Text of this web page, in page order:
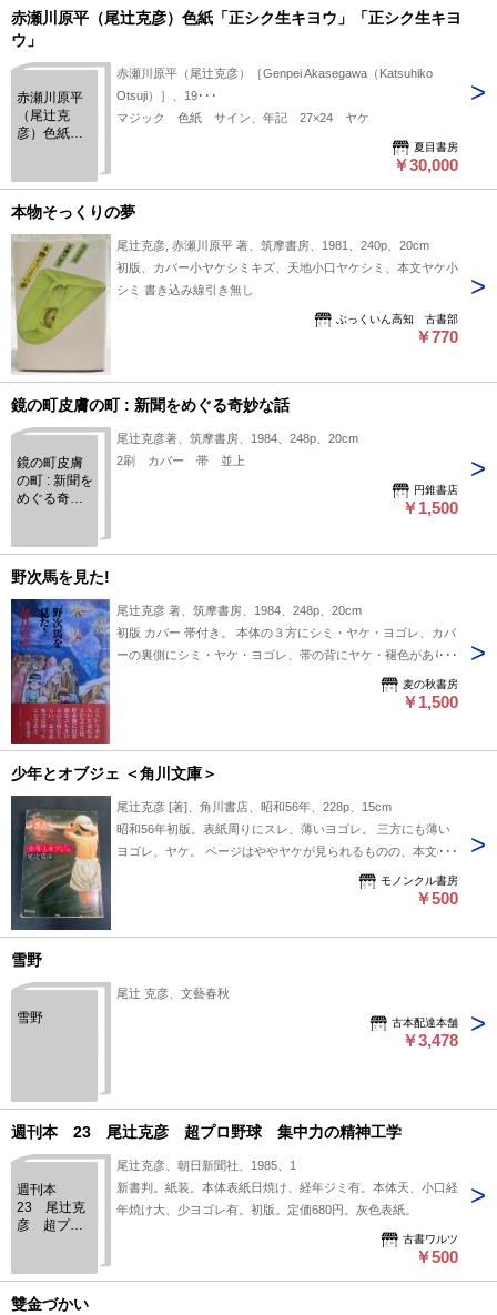
辻克彦名義
献呈署名・
日付入）
赤瀬川原平（尾辻克彦）色紙「正シク生キヨウ」「正シク生キヨ
ウ」
赤瀬川原平
（尾辻克
彦）色紙
「正シク生
キヨウ」
赤瀬川原平（尾辻克彦）［Genpei Akasegawa（Katsuhiko
Otsuji）］、19･･･
マジック 色紙 サイン、年記 27×24 ヤケ
夏目書房
￥30,000
本物そっくりの夢
尾辻克彦, 赤瀬川原平 著、筑摩書房、1981、240p、20cm
初版、カバー小ヤケシミキズ、天地小口ヤケシミ、本文ヤケ小
シミ 書き込み線引き無し
ぶっくいん高知 古書部
￥770
鏡の町皮膚の町 : 新聞をめぐる奇妙な話
鏡の町皮膚
の町 : 新聞を
めぐる奇妙
尾辻克彦著、筑摩書房、1984、248p、20cm
2刷 カバー 帯 並上
円錐書店
￥1,500
野次馬を見た!
尾辻克彦 著、筑摩書房、1984、248p、20cm
初版 カバー 帯付き。 本体の３方にシミ・ヤケ・ヨゴレ、カバ
ーの裏側にシミ・ヤケ・ヨゴレ、帯の背にヤケ・褪色がありま
す。 糸井重里の序文。 装丁：榎本了壱、装画：島田勲、カッ
麦の秋書房
￥1,500
少年とオブジェ ＜角川文庫＞
尾辻克彦 [著]、角川書店、昭和56年、228p、15cm
昭和56年初版。表紙周りにスレ、薄いヨゴレ。 三方にも薄い
ヨゴレ、ヤケ。 ページはややヤケが見られるものの、本文の
モノンクル書房
￥500
雪野
雪野
尾辻 克彦、文藝春秋
古本配達本舗
￥3,478
週刊本 23 尾辻克彦 超プロ野球 集中力の精神工学
週刊本
23 尾辻克
彦 超プロ
学
尾辻克彦、朝日新聞社、1985、1
新書判。紙装。本体表紙日焼け、経年ジミ有。本体天、小口経
年焼け大、少ヨゴレ有。初版。定価680円。灰色表紙。
古書ワルツ
￥500
雙金づかい